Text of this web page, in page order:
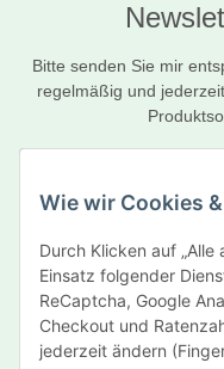
Wie wir Cookies
Durch Klicken auf
Einsatz folgender
ReCaptcha, Google
Checkout und
jederzeit ändern
Bitte senden Sie mir
regelmäßig und
Newsletter Abonnieren
Informationen
Gesetzliche